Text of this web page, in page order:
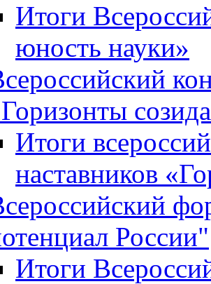
Итоги
юность науки»
Итоги
наставников
России"
Итоги